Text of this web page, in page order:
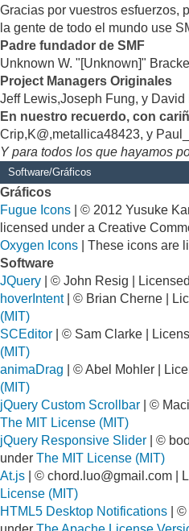
Gracias por vuestros esfuerzos,
la gente de todo el mundo use
Padre fundador de SMF
Unknown W. "[Unknown]"
Project Managers Originales
Jeff Lewis,Joseph Fung, y David
En nuestro recuerdo, con
Crip,K@,metallica48423, y
Y para todos los que hayamos
Software/Gráficos
Gráficos
Fugue Icons | © 2012 Yusuke
licensed under a Creative
Oxygen Icons | These icons are
Software
JQuery | © John Resig |
hoverIntent| © Brian Cherne |
(MIT)
SCEditor | © Sam Clarke |
(MIT)
animaDrag | © Abel Mohler |
(MIT)
jQuery Custom Scrollbar | ©
The MIT License (MIT)
jQuery Responsive Slider | ©
under The MIT License (MIT)
At.js | © chord.luo@gmail.com |
License (MIT)
HTML5 Desktop Notifications |